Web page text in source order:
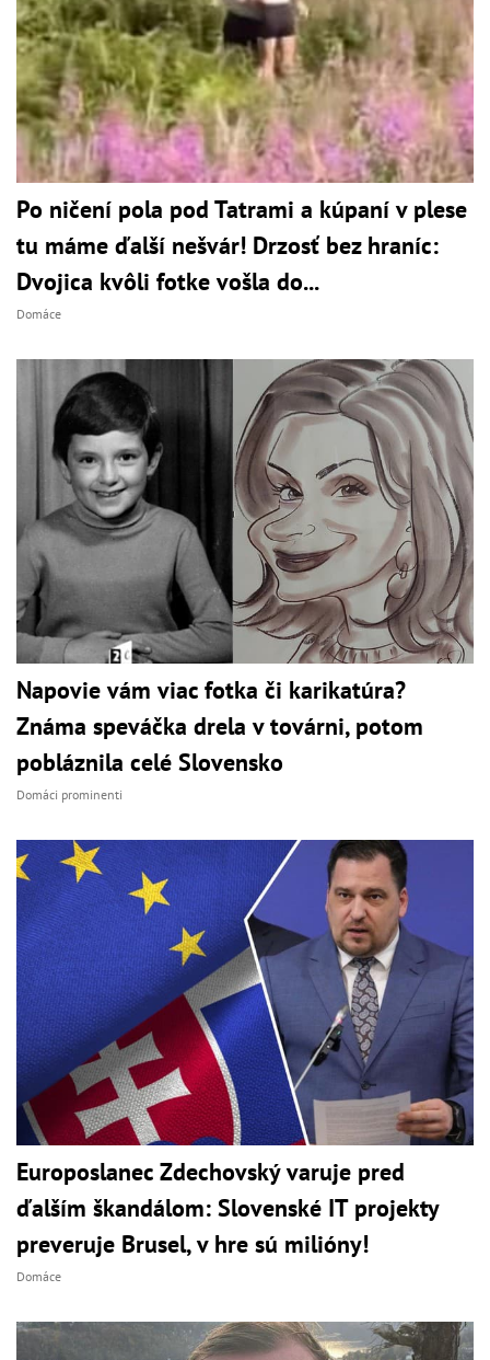
Po ničení pola pod Tatrami a kúpaní v plese
tu máme ďalší nešvár! Drzosť bez hraníc:
Dvojica kvôli fotke vošla do...
Domáce
Napovie vám viac fotka či karikatúra?
Známa speváčka drela v továrni, potom
pobláznila celé Slovensko
Domáci prominenti
Europoslanec Zdechovský varuje pred
ďalším škandálom: Slovenské IT projekty
preveruje Brusel, v hre sú milióny!
Domáce